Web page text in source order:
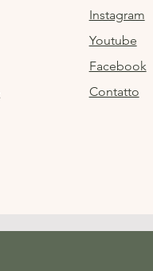
Instagram
Youtube
Facebook
Contatto